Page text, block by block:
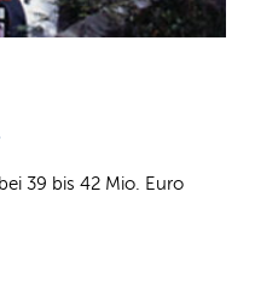
39 bis 42 Mio. Euro